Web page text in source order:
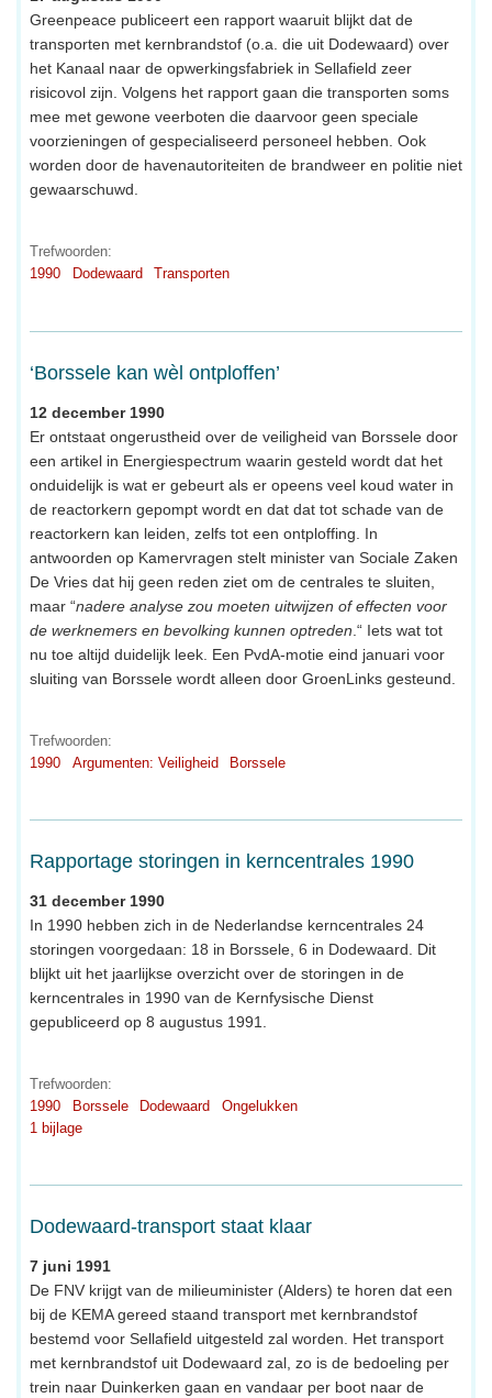
Greenpeace publiceert een rapport waaruit blijkt dat de
transporten met kernbrandstof (o.a. die uit Dodewaard) over
het Kanaal naar de opwerkingsfabriek in Sellafield zeer
risicovol zijn. Volgens het rapport gaan die transporten soms
mee met gewone veerboten die daarvoor geen speciale
voorzieningen of gespecialiseerd personeel hebben. Ook
worden door de havenautoriteiten de brandweer en politie niet
gewaarschuwd.
Trefwoorden:
1990
Dodewaard Transporten
‘Borssele kan wèl ontploffen’
12 december 1990
Er ontstaat ongerustheid over de veiligheid van Borssele door
een artikel in Energiespectrum waarin gesteld wordt dat het
onduidelijk is wat er gebeurt als er opeens veel koud water in
de reactorkern gepompt wordt en dat dat tot schade van de
reactorkern kan leiden, zelfs tot een ontploffing. In
antwoorden op Kamervragen stelt minister van Sociale Zaken
De Vries dat hij geen reden ziet om de centrales te sluiten,
maar “nadere analyse zou moeten uitwijzen of effecten voor
de werknemers en bevolking kunnen optreden .“ Iets wat tot
nu toe altijd duidelijk leek. Een PvdA-motie eind januari voor
sluiting van Borssele wordt alleen door GroenLinks gesteund.
Trefwoorden:
1990
Argumenten: Veiligheid Borssele
Rapportage storingen in kerncentrales 1990
31 december 1990
In 1990 hebben zich in de Nederlandse kerncentrales 24
storingen voorgedaan: 18 in Borssele, 6 in Dodewaard. Dit
blijkt uit het jaarlijkse overzicht over de storingen in de
kerncentrales in 1990 van de Kernfysische Dienst
gepubliceerd op 8 augustus 1991.
Trefwoorden:
1990
Borssele Dodewaard
Ongelukken
1 bijlage
Dodewaard-transport staat klaar
7 juni 1991
De FNV krijgt van de milieuminister (Alders) te horen dat een
bij de KEMA gereed staand transport met kernbrandstof
bestemd voor Sellafield uitgesteld zal worden. Het transport
met kernbrandstof uit Dodewaard zal, zo is de bedoeling per
trein naar Duinkerken gaan en vandaar per boot naar de